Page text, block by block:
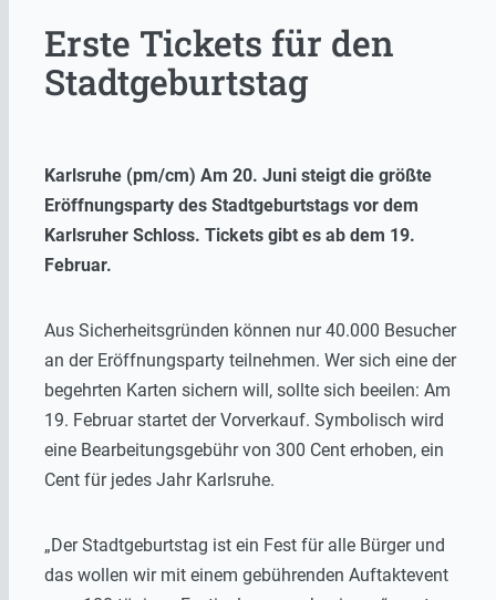
Erste Tickets für den
Stadtgeburtstag
Karlsruhe (pm/cm) Am 20. Juni steigt die größte
Eröffnungsparty des Stadtgeburtstags vor dem
Karlsruher Schloss. Tickets gibt es ab dem 19.
Februar.
Aus Sicherheitsgründen können nur 40.000 Besucher
an der Eröffnungsparty teilnehmen. Wer sich eine der
begehrten Karten sichern will, sollte sich beeilen: Am
19. Februar startet der Vorverkauf. Symbolisch wird
eine Bearbeitungsgebühr von 300 Cent erhoben, ein
Cent für jedes Jahr Karlsruhe.
„Der Stadtgeburtstag ist ein Fest für alle Bürger und
das wollen wir mit einem gebührenden Auftaktevent